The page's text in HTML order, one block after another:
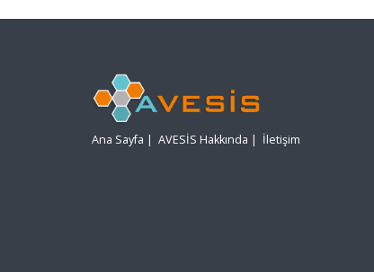
Ana Sayfa | AVESİS Hakkında | İletişim